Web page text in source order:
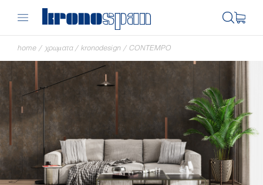
home / χρωματα/ kronodesign / CONTEMPO